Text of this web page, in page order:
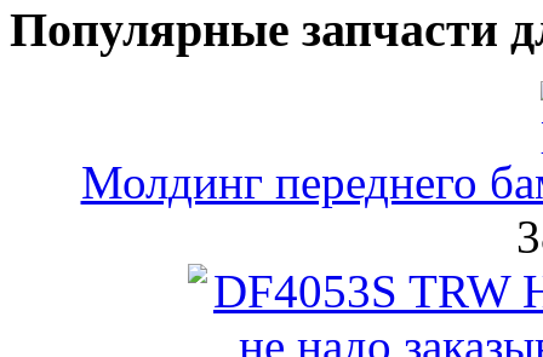
Популярные запчасти
Молдинг переднего